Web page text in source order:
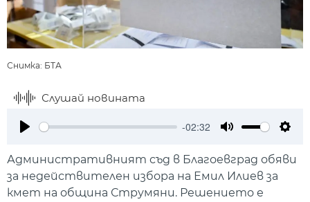
Снимка: БТА
Слушай новината
-02:32
Административният съд в Благоевград обяви
за недействителен избора на Емил Илиев за
кмет на община Струмяни. Решението е